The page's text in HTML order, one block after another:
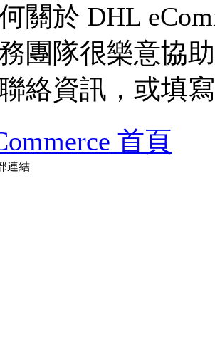
關於 DHL
團隊很樂意協
絡資訊，或填
首頁
連結